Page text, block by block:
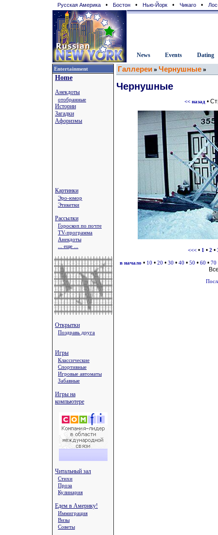
Русская Америка • Бостон • Нью-Йорк • Чикаго •
News Events Dating
Entertainment
Home
Анекдоты
отобранные
Истории
Загадки
Афоризмы
Картинки
Эро-юмор
Этикетки
Рассылки
Гороскоп по почте
TV-программа
Анекдоты
... еще ...
Открытки
Поздравь друга
Игры
Классические
Спортивные
Игровые автоматы
Забавные
Игры на
компьютере
Читальный зал
Стихи
Проза
Кулинария
Едем в Америку!
Иммиграция
Визы
Советы
Галлереи » Чернушные »
Чернушные
<< назад•
<<< • 1 • 2 •
в начало • 10 • 20 • 30 • 40 • 50 • 60 • 70